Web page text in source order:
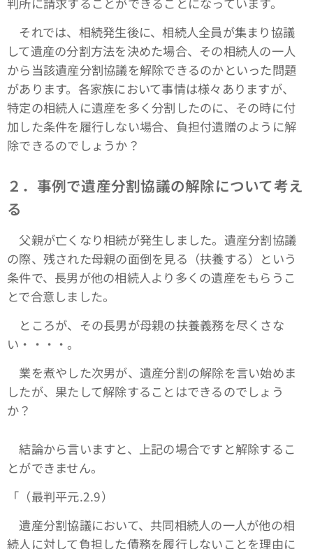
それでは、相続発生後に、相続人全員が集まり協議
して遺産の分割方法を決めた場合、その相続人の一人
から当該遺産分割協議を解除できるのかといった問題
があります。各家族において事情は様々ありますが、
特定の相続人に遺産を多く分割したのに、その時に付
加した条件を履行しない場合、負担付遺贈のように解
除できるのでしょうか？
２．事例で遺産分割協議の解除について考え
る
父親が亡くなり相続が発生しました。遺産分割協議
の際、残された母親の面倒を見る（扶養する）という
条件で、長男が他の相続人より多くの遺産をもらうこ
とで合意しました。
ところが、その長男が母親の扶養義務を尽くさな
い・・・・。
業を煮やした次男が、遺産分割の解除を言い始めま
したが、果たして解除することはできるのでしょう
か？
結論から言いますと、上記の場合ですと解除するこ
とができません。
「（最判平元.2.9）
遺産分割協議において、共同相続人の一人が他の相
続人に対して負担した債務を履行しないことを理由に